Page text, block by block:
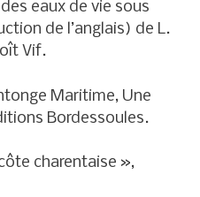
eaux de vie sous
de l’anglais) de L.
Vif.
Maritime, Une
Bordessoules.
charentaise »,